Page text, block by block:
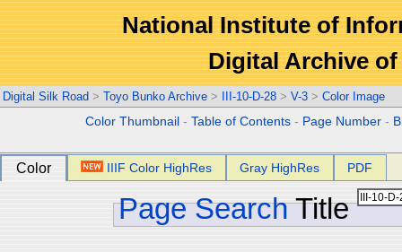
National Institute of
Digital Archive
Digital Silk Road > Toyo Bunko Archive > III-10-D-28 > V-3 > Color Image
Color Thumbnail -Table of Contents - Page Number -
Color IIIF Color HighRes Gray HighRes PDF
Page Search Title